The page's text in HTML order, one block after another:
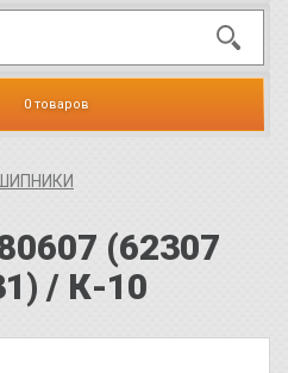
0 товаров
(62307
/ К-10